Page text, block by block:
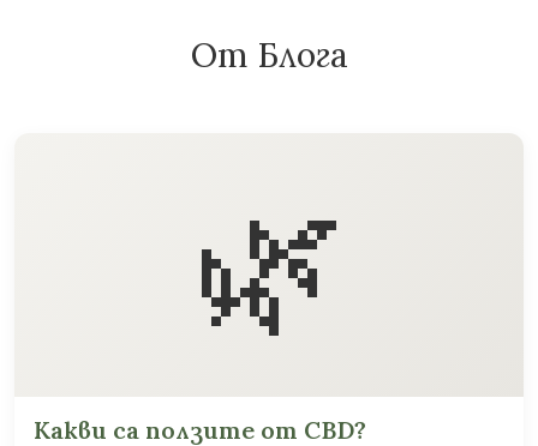
От Блога
🌿
Какви са ползите от CBD?